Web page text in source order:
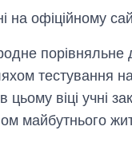
офіційному
порівняльне
тестування
цьому віці учні
майбутнього